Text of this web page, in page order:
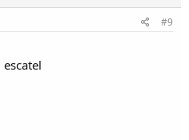
#9